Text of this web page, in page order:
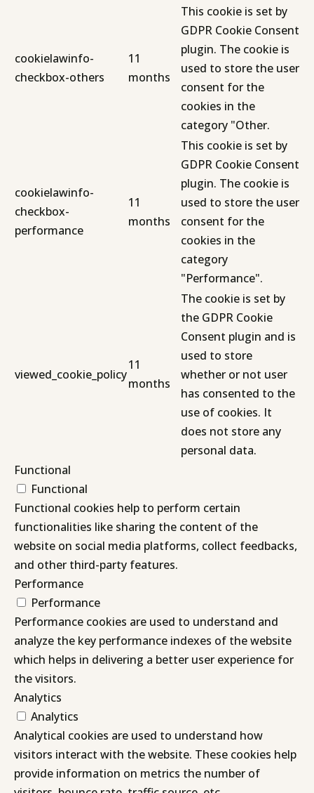
cookielawinfo-
checkbox-others
11
months
This cookie is set by
GDPR Cookie Consent
plugin. The cookie is
used to store the user
consent for the
cookies in the
category "Other.
cookielawinfo-
checkbox-
performance
11
months
This cookie is set by
GDPR Cookie Consent
plugin. The cookie is
used to store the user
consent for the
cookies in the
category
"Performance".
viewed_cookie_policy
11
months
The cookie is set by
the GDPR Cookie
Consent plugin and is
used to store
whether or not user
has consented to the
use of cookies. It
does not store any
personal data.
Functional
Functional
Functional cookies help to perform certain
functionalities like sharing the content of the
website on social media platforms, collect feedbacks,
and other third-party features.
Performance
Performance
Performance cookies are used to understand and
analyze the key performance indexes of the website
which helps in delivering a better user experience for
the visitors.
Analytics
Analytics
Analytical cookies are used to understand how
visitors interact with the website. These cookies help
provide information on metrics the number of